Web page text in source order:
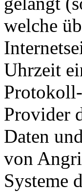
welche
Uhrzeit
Provider
Daten
von
Systeme